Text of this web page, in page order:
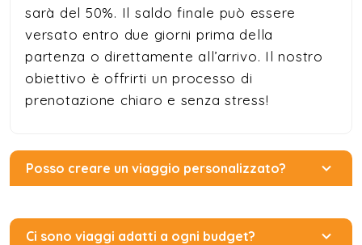
sarà del 50%. Il saldo finale può essere
versato entro due giorni prima della
partenza o direttamente all’arrivo. Il nostro
obiettivo è offrirti un processo di
prenotazione chiaro e senza stress!
Posso creare un viaggio personalizzato?
Ci sono viaggi adatti a ogni budget?